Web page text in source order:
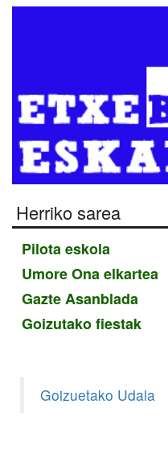
Herriko sarea
Pilota eskola
Umore Ona elkartea
Gazte Asanblada
Goizutako fiestak
Goizuetako Udala